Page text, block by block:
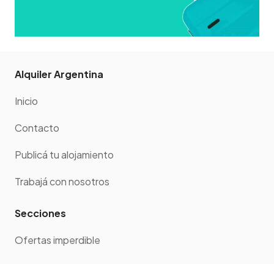
Alquiler Argentina
Inicio
Contacto
Publicá tu alojamiento
Trabajá con nosotros
Secciones
Ofertas imperdible